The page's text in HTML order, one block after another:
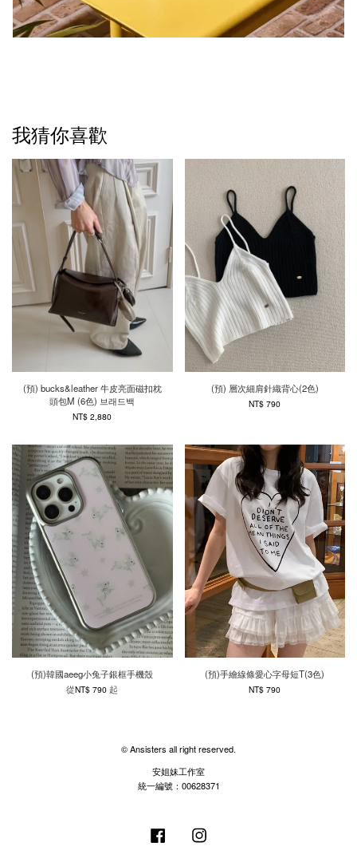
我猜你喜歡
(預) bucks&leather 牛皮亮面磁扣枕
頭包M (6色) 브래드백
NT$ 2,880
(預) 層次細肩針織背心(2色)
NT$ 790
(預)韓國aeeg小兔子銀框手機殼
從NT$ 790起
(預)手繪線條愛心字母短T(3色)
NT$ 790
© Ansisters all right reserved.
安姐妹工作室
統一編號：00628371
Facebook